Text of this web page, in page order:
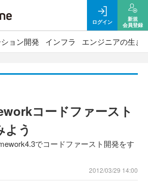
ログイン
新規
会員登録
ョン開発 インフラ エンジニアの生き
コードファースト
よう
でコードファースト開発をす
2012/03/29 14:00